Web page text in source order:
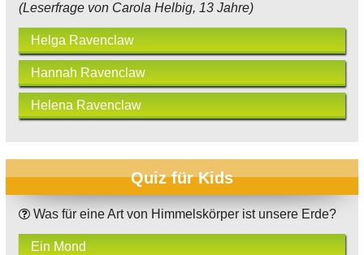
(Leserfrage von Carola Helbig, 13 Jahre)
Helga Ravenclaw
Hannah Ravenclaw
Helena Ravenclaw
Quiz für Kids
Was für eine Art von Himmelskörper ist unsere Erde?
Ein Mond